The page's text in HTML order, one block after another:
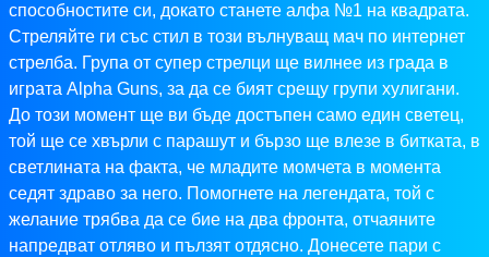
способностите си, докато станете алфа №1 на квадрата.
Стреляйте ги със стил в този вълнуващ мач по интернет
стрелба. Група от супер стрелци ще вилнее из града в
играта Alpha Guns, за да се бият срещу групи хулигани.
До този момент ще ви бъде достъпен само един светец,
той ще се хвърли с парашут и бързо ще влезе в битката, в
светлината на факта, че младите момчета в момента
седят здраво за него. Помогнете на легендата, той с
желание трябва да се бие на два фронта, отчаяните
напредват отляво и пълзят отдясно. Донесете пари с